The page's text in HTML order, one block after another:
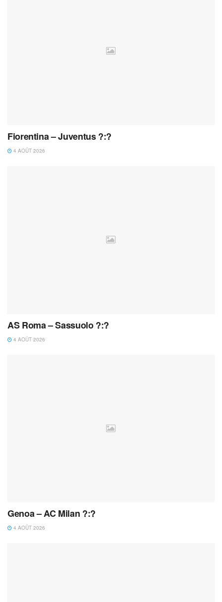
Fiorentina – Juventus ?:?
4 AOÛT 2026
AS Roma – Sassuolo ?:?
4 AOÛT 2026
Genoa – AC Milan ?:?
4 AOÛT 2026